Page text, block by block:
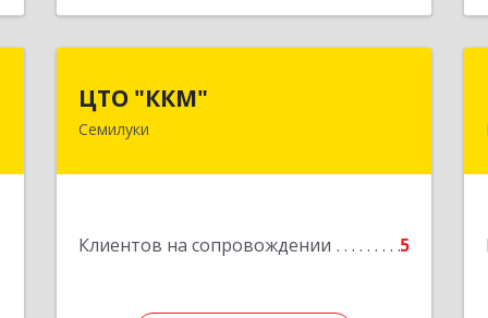
ЦТО "ККМ"
Семилуки
Клиентов на сопровождении 5